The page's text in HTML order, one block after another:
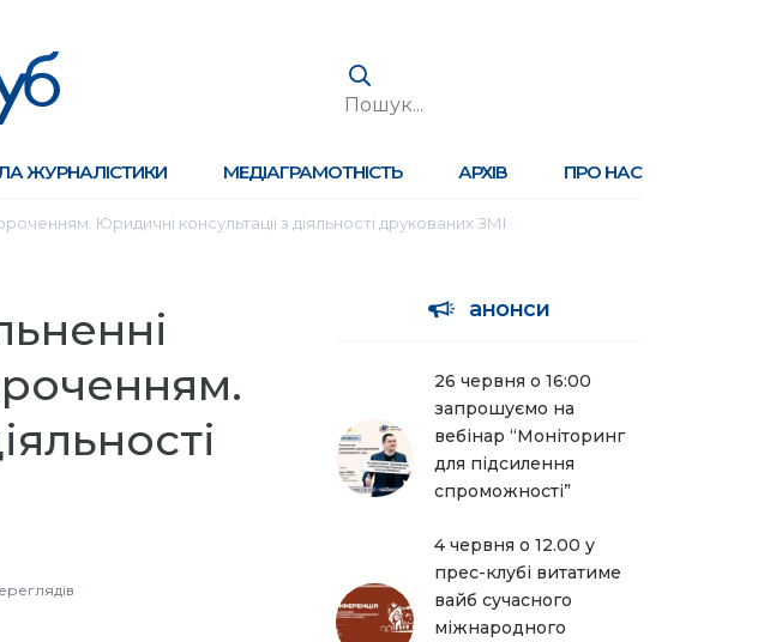
ЖУРНАЛІСТИКИ МЕДІАГРАМОТНІСТЬ АРХІВ ПРО НАС
Юридичні консультації з діяльності друкованих ЗМІ
анонси
26 червня о 16:00
запрошуємо на
вебінар “Моніторинг
для підсилення
спроможності”
4 червня о 12.00 у
прес-клубі витатиме
вайб сучасного
міжнародного